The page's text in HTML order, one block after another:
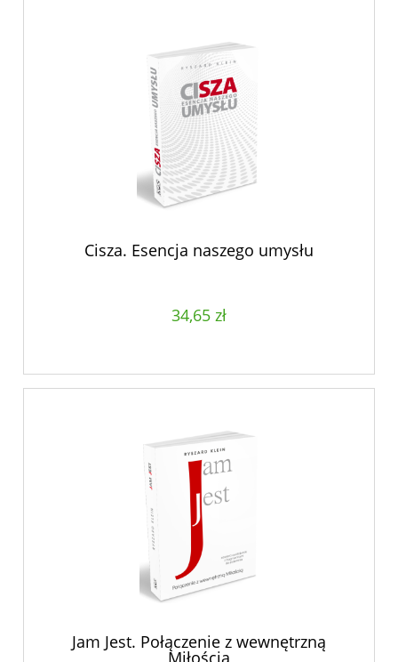
Cisza. Esencja naszego umysłu
34,65 zł
Jam Jest. Połączenie z wewnętrzną
Miłością